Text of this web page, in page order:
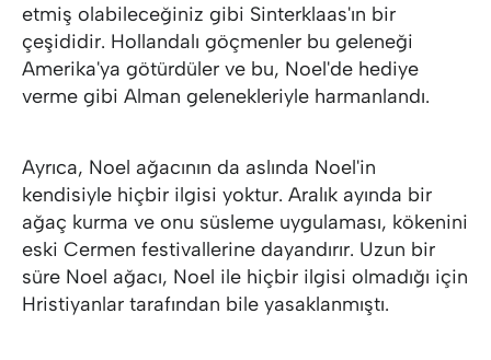
etmiş olabileceğiniz gibi Sinterklaas'ın bir
çeşididir. Hollandalı göçmenler bu geleneği
Amerika'ya götürdüler ve bu, Noel'de hediye
verme gibi Alman gelenekleriyle harmanlandı.
Ayrıca, Noel ağacının da aslında Noel'in
kendisiyle hiçbir ilgisi yoktur. Aralık ayında bir
ağaç kurma ve onu süsleme uygulaması, kökenini
eski Cermen festivallerine dayandırır. Uzun bir
süre Noel ağacı, Noel ile hiçbir ilgisi olmadığı için
Hristiyanlar tarafından bile yasaklanmıştı.